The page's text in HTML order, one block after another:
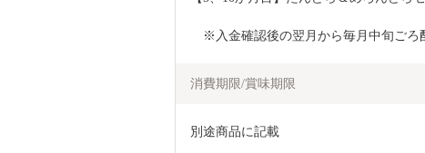
※入金確認後の翌月から毎月中旬ごろ
消費期限/賞味期限
別途商品に記載